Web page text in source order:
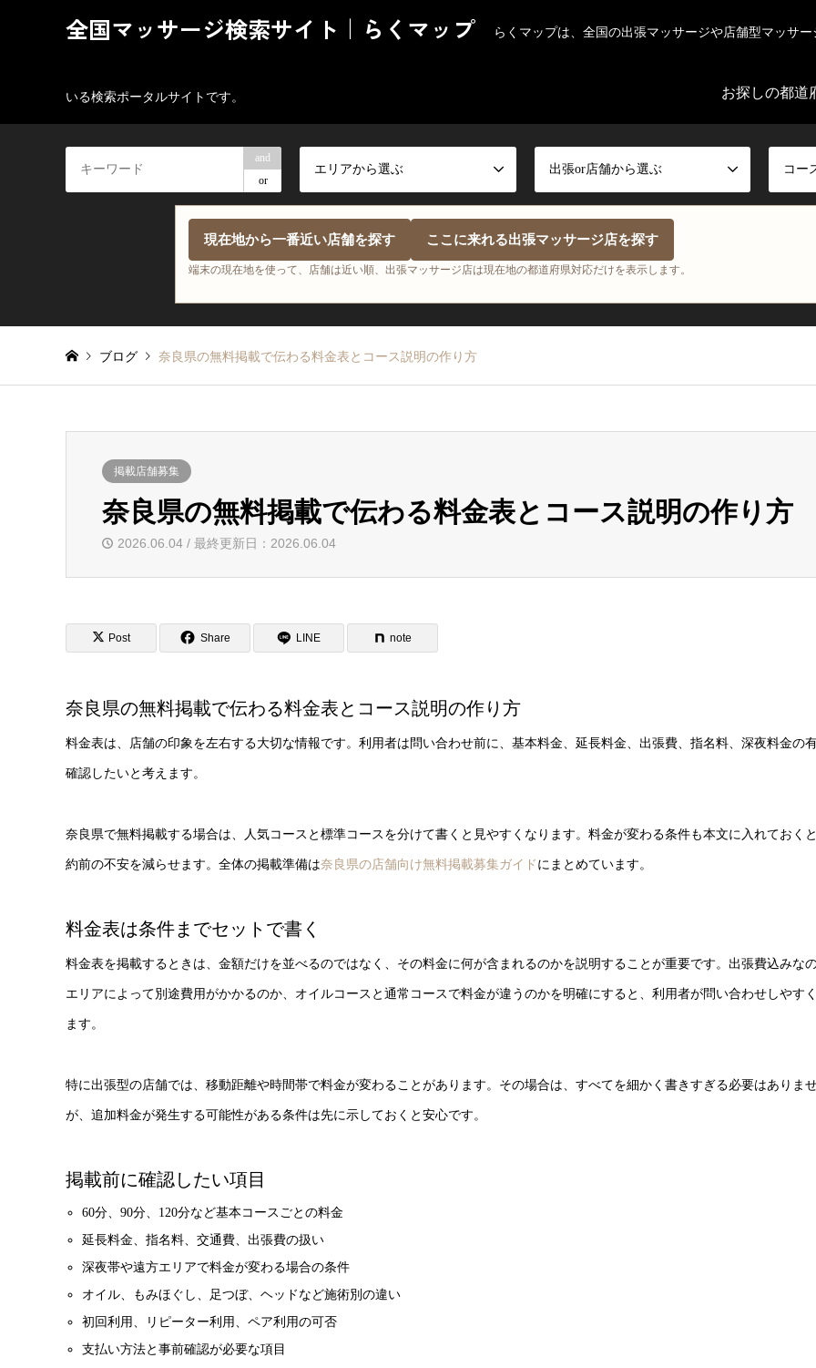
全国マッサージ検索サイト｜らくマップ らくマップは、全国の出張マッサージや店舗型マッサ
いる検索ポータルサイトです。 お探しの都道
and
or
エリアから選ぶ 出張or店舗から選ぶ コー
現在地から一番近い店舗を探す ここに来れる出張マッサージ店を探す
端末の現在地を使って、店舗は近い順、出張マッサージ店は現在地の都道府県対応だけを表示します。
ブログ 奈良県の無料掲載で伝わる料金表とコース説明の作り方
掲載店舗募集
奈良県の無料掲載で伝わる料金表とコース説明の作り方
2026.06.04 / 最終更新日：2026.06.04
Post Share LINE note
奈良県の無料掲載で伝わる料金表とコース説明の作り方
料金表は、店舗の印象を左右する大切な情報です。利用者は問い合わせ前に、基本料金、延長料金、出張費、指名料、深夜料金の
確認したいと考えます。
奈良県で無料掲載する場合は、人気コースと標準コースを分けて書くと見やすくなります。料金が変わる条件も本文に入れておく
約前の不安を減らせます。全体の掲載準備は奈良県の店舗向け無料掲載募集ガイド にまとめています。
料金表は条件までセットで書く
料金表を掲載するときは、金額だけを並べるのではなく、その料金に何が含まれるのかを説明することが重要です。出張費込みなの
エリアによって別途費用がかかるのか、オイルコースと通常コースで料金が違うのかを明確にすると、利用者が問い合わせしやす
ます。
特に出張型の店舗では、移動距離や時間帯で料金が変わることがあります。その場合は、すべてを細かく書きすぎる必要はありま
が、追加料金が発生する可能性がある条件は先に示しておくと安心です。
掲載前に確認したい項目
60分、90分、120分など基本コースごとの料金
延長料金、指名料、交通費、出張費の扱い
深夜帯や遠方エリアで料金が変わる場合の条件
オイル、もみほぐし、足つぼ、ヘッドなど施術別の違い
初回利用、リピーター利用、ペア利用の可否
支払い方法と事前確認が必要な項目